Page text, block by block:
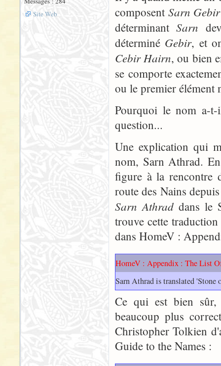
Site Web
composent Sarn Gebir
déterminantSarn
déterminé Gebir, et
Cebir Hairn, ou bien
se comporte
ou le premier élément
Pourquoi le nom a-
question...
Une explication qui
nom, Sarn Athrad.
figure à la rencontre
route des Nains
Sarn Athrad dans le
trouve cette
dans HomeV :
HomeV : Appendix : The List
Sarn Athrad is translated 'Stone
Ce qui est bien sûr,
beaucoup plus
Christopher Tolkien
Guide to the Names :